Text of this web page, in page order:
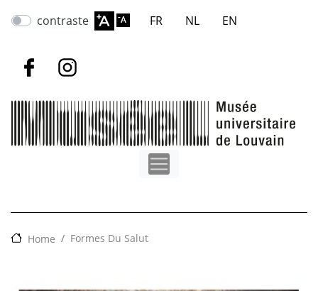
en
contraste FR NL EN
Home Formes Du Salut